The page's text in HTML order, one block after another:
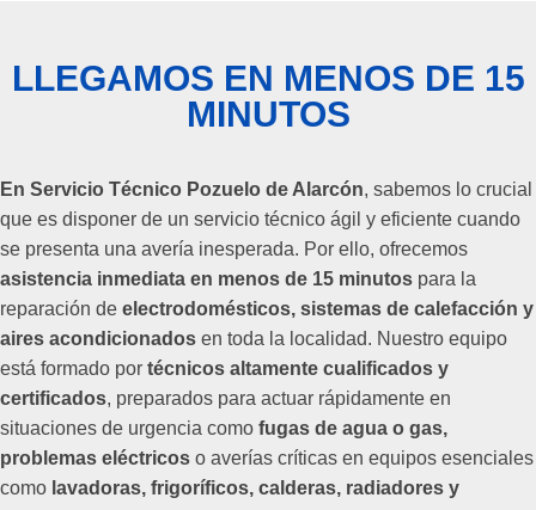
LLEGAMOS EN MENOS DE 15
MINUTOS
En Servicio Técnico Pozuelo de Alarcón, sabemos lo crucial
que es disponer de un servicio técnico ágil y eficiente cuando
se presenta una avería inesperada. Por ello, ofrecemos
asistencia inmediata en menos de 15 minutos para la
reparación de electrodomésticos, sistemas de calefacción y
aires acondicionados en toda la localidad. Nuestro equipo
está formado por técnicos altamente cualificados y
certificados, preparados para actuar rápidamente en
situaciones de urgencia como fugas de agua o gas,
problemas eléctricos o averías críticas en equipos esenciales
como lavadoras, frigoríficos, calderas, radiadores y